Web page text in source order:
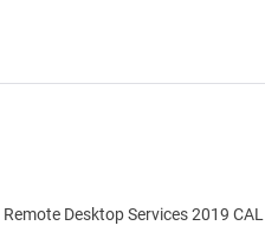
Remote Desktop Services 2019 CAL